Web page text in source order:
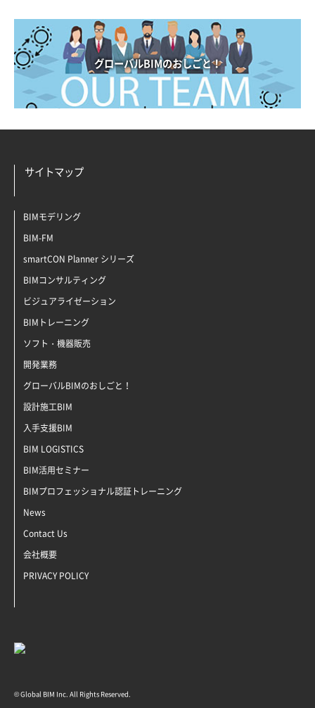
グローバルBIMのおしごと！
サイトマップ
BIMモデリング
BIM-FM
smartCON Planner シリーズ
BIMコンサルティング
ビジュアライゼーション
BIMトレーニング
ソフト・機器販売
開発業務
グローバルBIMのおしごと！
設計施工BIM
入手支援BIM
BIM LOGISTICS
BIM活用セミナー
BIMプロフェッショナル認証トレーニング
News
Contact Us
会社概要
PRIVACY POLICY
© Global BIM Inc. All Rights Reserved.